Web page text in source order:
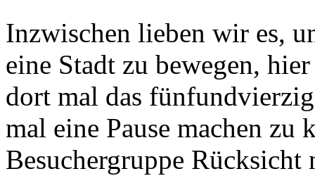
Inzwischen lieben wir es,
eine Stadt zu bewegen,
dort mal das
mal eine Pause machen zu
Besuchergruppe Rücksicht